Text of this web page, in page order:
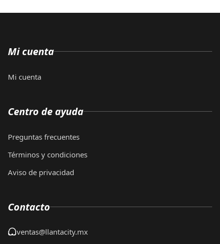
Mi cuenta
Mi cuenta
Centro de ayuda
Preguntas frecuentes
Términos y condiciones
Aviso de privacidad
Contacto
ventas@llantacity.mx